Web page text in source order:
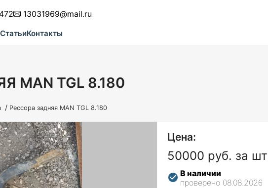
13031969@mail.ru
СтатьиКонтакты
MAN TGL 8.180
/ Рессора задняя MAN TGL 8.180
Цена:
50000 руб. за шт
В наличии
проверено 08.08.2026